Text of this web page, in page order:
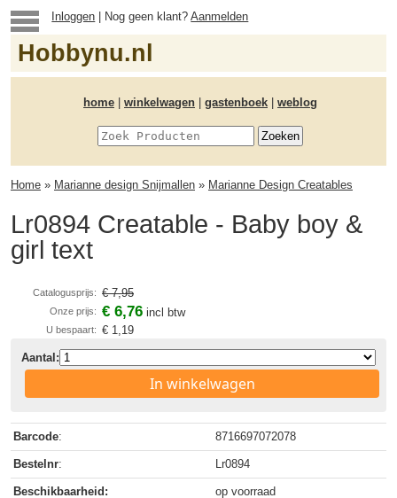
Inloggen | Nog geen klant?Aanmelden
Hobbynu.nl
home winkelwagen gastenboek weblog
Home » Marianne design Snijmallen » Marianne Design Creatables
Lr0894 Creatable - Baby boy &
girl text
Catalogusprijs: € 7,95
Onze prijs: € 6,76 incl btw
U bespaart: € 1,19
Aantal:
In winkelwagen
Barcode: 8716697072078
Bestelnr: Lr0894
Beschikbaarheid: op voorraad